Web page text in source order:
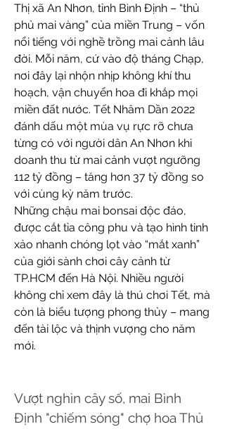
Thị xã An Nhơn, tỉnh Bình Định – “thủ
phủ mai vàng” của miền Trung – vốn
nổi tiếng với nghề trồng mai cảnh lâu
đời. Mỗi năm, cứ vào độ tháng Chạp,
nơi đây lại nhộn nhịp không khí thu
hoạch, vận chuyển hoa đi khắp mọi
miền đất nước. Tết Nhâm Dần 2022
đánh dấu một mùa vụ rực rỡ chưa
từng có với người dân An Nhơn khi
doanh thu từ mai cảnh vượt ngưỡng
112 tỷ đồng – tăng hơn 37 tỷ đồng so
với cùng kỳ năm trước.
Những chậu mai bonsai độc đáo,
được cắt tỉa công phu và tạo hình tinh
xảo nhanh chóng lọt vào “mắt xanh”
của giới sành chơi cây cảnh từ
TP.HCM đến Hà Nội. Nhiều người
không chỉ xem đây là thú chơi Tết, mà
còn là biểu tượng phong thủy – mang
đến tài lộc và thịnh vượng cho năm
mới.
Vượt nghìn cây số, mai Bình
Định "chiếm sóng" chợ hoa Thủ